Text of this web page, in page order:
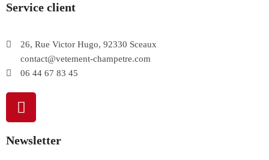
Service client
26, Rue Victor Hugo, 92330 Sceaux
contact@vetement-champetre.com
06 44 67 83 45
Newsletter